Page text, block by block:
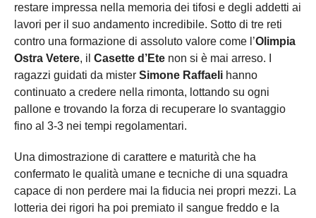
restare impressa nella memoria dei tifosi e degli addetti ai
lavori per il suo andamento incredibile. Sotto di tre reti
contro una formazione di assoluto valore come l’Olimpia
Ostra Vetere, il Casette d’Ete non si è mai arreso. I
ragazzi guidati da mister Simone Raffaeli hanno
continuato a credere nella rimonta, lottando su ogni
pallone e trovando la forza di recuperare lo svantaggio
fino al 3-3 nei tempi regolamentari.
Una dimostrazione di carattere e maturità che ha
confermato le qualità umane e tecniche di una squadra
capace di non perdere mai la fiducia nei propri mezzi. La
lotteria dei rigori ha poi premiato il sangue freddo e la